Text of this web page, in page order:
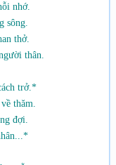
nhớ.
sông.
thở.
thân.
trở.*
thăm.
đợi.